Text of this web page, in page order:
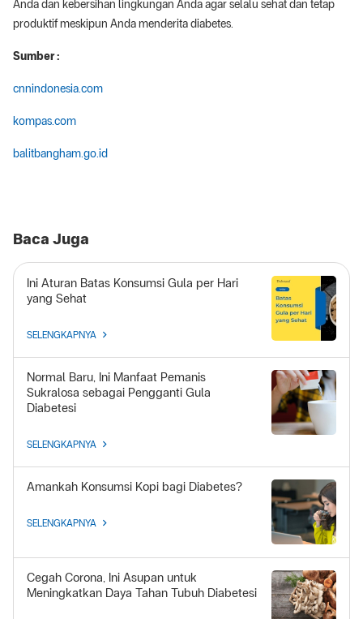
Anda dan kebersihan lingkungan Anda agar selalu sehat dan tetap
produktif meskipun Anda menderita diabetes.
Sumber :
cnnindonesia.com
kompas.com
balitbangham.go.id
Baca Juga
Ini Aturan Batas Konsumsi Gula per Hari
yang Sehat
SELENGKAPNYA
Normal Baru, Ini Manfaat Pemanis
Sukralosa sebagai Pengganti Gula
Diabetesi
SELENGKAPNYA
Amankah Konsumsi Kopi bagi Diabetes?
SELENGKAPNYA
Cegah Corona, Ini Asupan untuk
Meningkatkan Daya Tahan Tubuh Diabetesi